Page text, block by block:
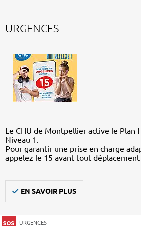
URGENCES
Le CHU de Montpellier active le Plan
Niveau 1.
Pour garantir une prise en charge
appelez le 15 avant tout déplacement
EN SAVOIR PLUS
URGENCES